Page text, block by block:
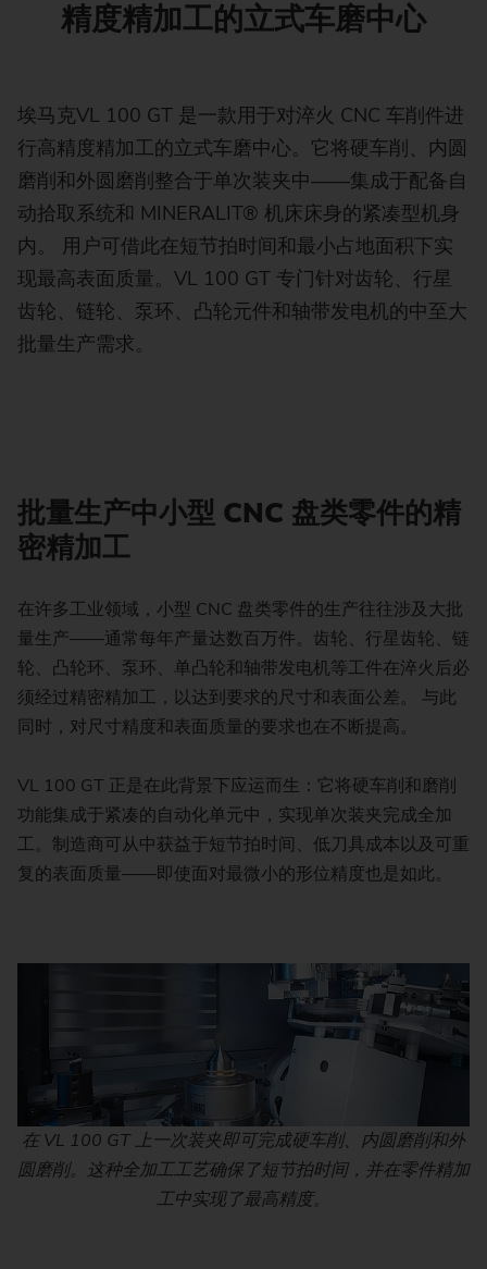
精度精加工的立式车磨中心
埃马克VL 100 GT 是一款用于对淬火 CNC 车削件进
行高精度精加工的立式车磨中心。它将硬车削、内圆
磨削和外圆磨削整合于单次装夹中——集成于配备自
动拾取系统和 MINERALIT® 机床床身的紧凑型机身
内。 用户可借此在短节拍时间和最小占地面积下实
现最高表面质量。VL 100 GT 专门针对齿轮、行星
齿轮、链轮、泵环、凸轮元件和轴带发电机的中至大
批量生产需求。
批量生产中小型 CNC 盘类零件的精
密精加工
在许多工业领域，小型 CNC 盘类零件的生产往往涉及大批
量生产——通常每年产量达数百万件。齿轮、行星齿轮、链
轮、凸轮环、泵环、单凸轮和轴带发电机等工件在淬火后必
须经过精密精加工，以达到要求的尺寸和表面公差。 与此
同时，对尺寸精度和表面质量的要求也在不断提高。
VL 100 GT 正是在此背景下应运而生：它将硬车削和磨削
功能集成于紧凑的自动化单元中，实现单次装夹完成全加
工。制造商可从中获益于短节拍时间、低刀具成本以及可重
复的表面质量——即使面对最微小的形位精度也是如此。
在 VL 100 GT 上一次装夹即可完成硬车削、内圆磨削和外
圆磨削。这种全加工工艺确保了短节拍时间，并在零件精加
工中实现了最高精度。